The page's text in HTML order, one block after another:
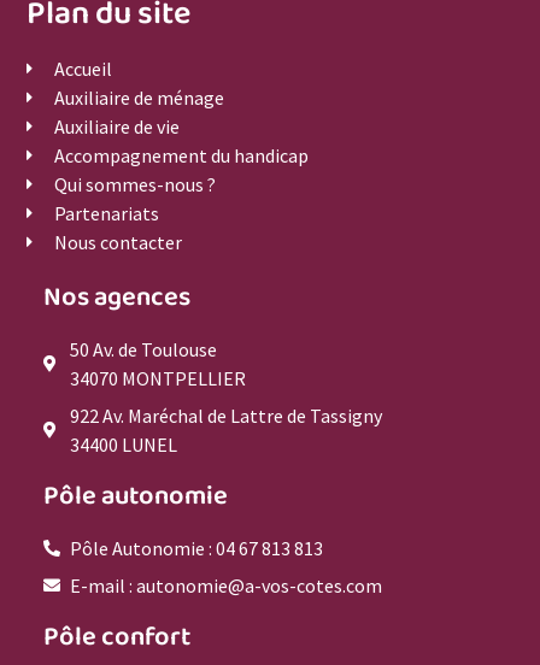
Plan du site
Accueil
Auxiliaire de ménage
Auxiliaire de vie
Accompagnement du handicap
Qui sommes-nous ?
Partenariats
Nous contacter
Nos agences
50 Av. de Toulouse
34070 MONTPELLIER
922 Av. Maréchal de Lattre de Tassigny
34400 LUNEL
Pôle autonomie
Pôle Autonomie : 04 67 813 813
E-mail : autonomie@a-vos-cotes.com
Pôle confort